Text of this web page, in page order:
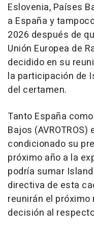
Eslovenia, Países
a España y
2026 después de
Unión Europea de
decidido en su
la participación de
del certamen.
Tanto España
Bajos
condicionado su
próximo año a la
podría sumar
directiva de esta
reunirán el
decisión al